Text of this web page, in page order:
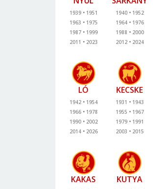
1939
1951
1963
1975
1987
1999
2011
2023
1940
1952
1964
1976
1988
2000
2012
2024
LÓ
1942
1954
1966
1978
1990
2002
2014
2026
KECSKE
1931
1943
1955
1967
1979
1991
2003
2015
KAKAS KUTYA